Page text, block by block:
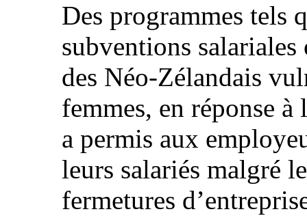
Des programmes tels
subventions
des Néo-Zélandais
femmes, en réponse
a permis aux
leurs salariés malgré
fermetures